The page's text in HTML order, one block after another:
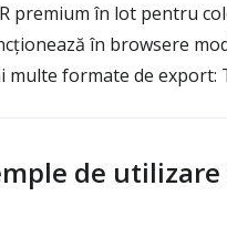
premium în lot pentru
în browsere
multe formate de export:
de